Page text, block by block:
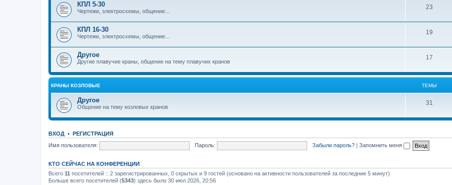
КПЛ 5-30
Чертежи, электросхемы, общение...
23
КПЛ 16-30
Чертежи, электросхемы, общение...
19
Другое
Другие плавучие краны, общение на тему плавучих кранов
17
КРАНЫ КОЗЛОВЫЕ ТЕМЫ
Другое
Общение на тему козловых кранов
31
ВХОД • РЕГИСТРАЦИЯ
Имя пользователя:
Пароль: Забыли пароль? | Запомнить меня
КТО СЕЙЧАС НА КОНФЕРЕНЦИИ
Всего 11 посетителей :: 2 зарегистрированных, 0 скрытых и 9 гостей (основано на активности пользователей за последние 5 минут)
Больше всего посетителей (5343) здесь было 30 июл 2026, 20:56